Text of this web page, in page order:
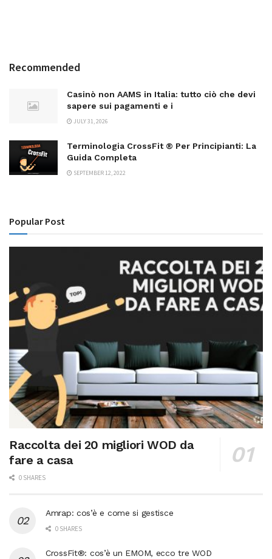
Recommended
Casinò non AAMS in Italia: tutto ciò che devi
sapere sui pagamenti e i
JULY 31, 2026
Terminologia CrossFit ® Per Principianti: La
Guida Completa
SEPTEMBER 12, 2022
Popular Post
Raccolta dei 20 migliori WOD da
fare a casa
0 SHARES
Amrap: cos’è e come si gestisce
0 SHARES
CrossFit®: cos’è un EMOM, ecco tre WOD